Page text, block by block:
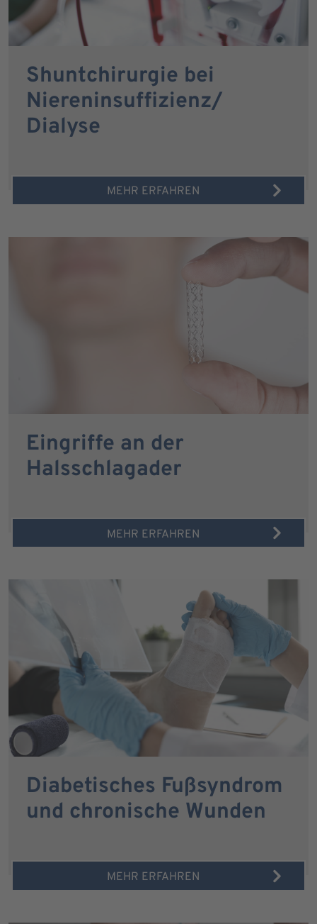
Shuntchirurgie bei
Niereninsuffizienz/
Dialyse
MEHR ERFAHREN
Eingriffe an der
Halsschlagader
MEHR ERFAHREN
Diabetisches Fußsyndrom
und chronische Wunden
MEHR ERFAHREN